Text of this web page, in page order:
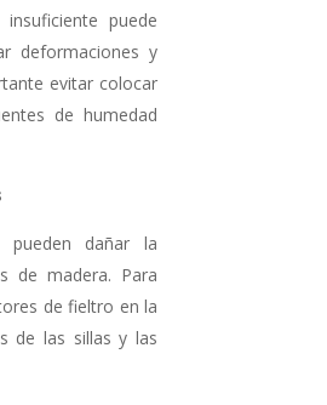
puede
deformaciones y
evitar colocar
de humedad
pueden dañar la
de madera. Para
de fieltro en la
de las sillas y las